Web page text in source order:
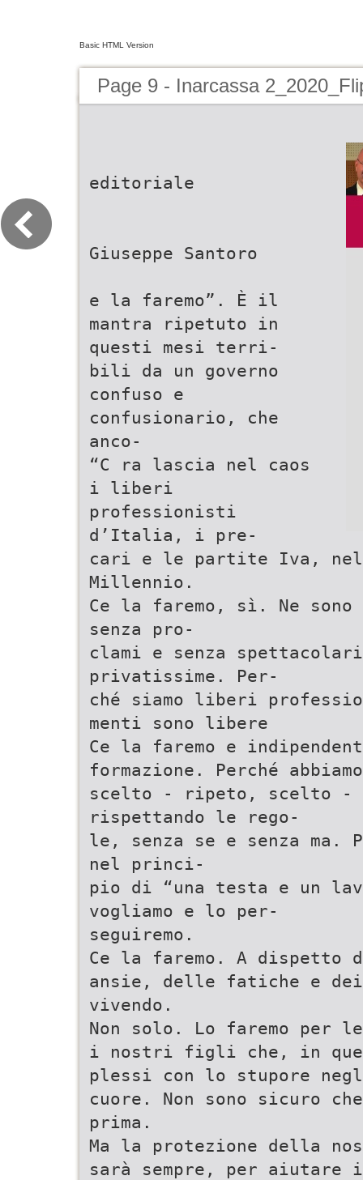
Basic HTML Version
Page 9 - Inarcassa
editoriale
Giuseppe Santoro
e la faremo”. È il
mantra ripetuto in
questi mesi terri-
bili da un governo
confuso e
confusionario, che
anco-
“C ra lascia nel caos
i liberi
professionisti
d’Italia, i pre-
cari e le partite Iva,
Millennio.
Ce la faremo, sì. Ne
senza pro-
clami e senza
privatissime. Per-
ché siamo liberi
menti sono libere
Ce la faremo e
formazione. Perché abbiamo
scelto - ripeto, scelto -
rispettando le rego-
le, senza se e senza ma.
nel princi-
pio di “una testa e un
vogliamo e lo per-
seguiremo.
Ce la faremo. A
ansie, delle fatiche e
vivendo.
Non solo. Lo faremo per
i nostri figli che, in
plessi con lo stupore
cuore. Non sono sicuro
prima.
Ma la protezione della
sarà sempre, per